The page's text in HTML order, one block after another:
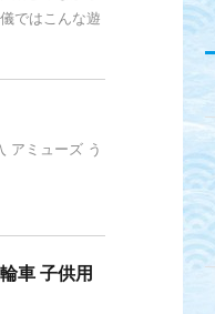
ではこんな遊
アミューズ う
車 子供用